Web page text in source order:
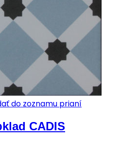
do zoznamu prianí
CADIS